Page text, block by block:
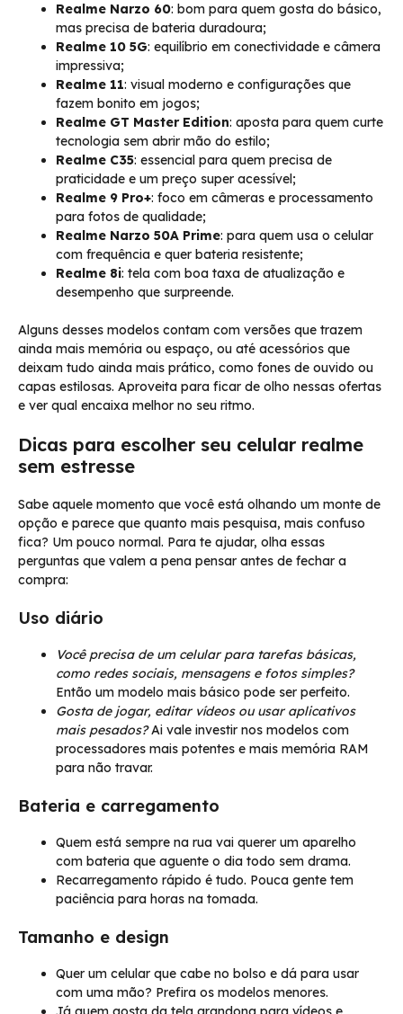
Realme Narzo 60: bom para quem gosta do básico,
mas precisa de bateria duradoura;
Realme 10 5G: equilíbrio em conectividade e câmera
impressiva;
Realme 11: visual moderno e configurações que
fazem bonito em jogos;
Realme GT Master Edition: aposta para quem curte
tecnologia sem abrir mão do estilo;
Realme C35: essencial para quem precisa de
praticidade e um preço super acessível;
Realme 9 Pro+: foco em câmeras e processamento
para fotos de qualidade;
Realme Narzo 50A Prime: para quem usa o celular
com frequência e quer bateria resistente;
Realme 8i: tela com boa taxa de atualização e
desempenho que surpreende.
Alguns desses modelos contam com versões que trazem
ainda mais memória ou espaço, ou até acessórios que
deixam tudo ainda mais prático, como fones de ouvido ou
capas estilosas. Aproveita para ficar de olho nessas ofertas
e ver qual encaixa melhor no seu ritmo.
Dicas para escolher seu celular realme
sem estresse
Sabe aquele momento que você está olhando um monte de
opção e parece que quanto mais pesquisa, mais confuso
fica? Um pouco normal. Para te ajudar, olha essas
perguntas que valem a pena pensar antes de fechar a
compra:
Uso diário
Você precisa de um celular para tarefas básicas,
como redes sociais, mensagens e fotos simples?
Então um modelo mais básico pode ser perfeito.
Gosta de jogar, editar vídeos ou usar aplicativos
mais pesados?Ai vale investir nos modelos com
processadores mais potentes e mais memória RAM
para não travar.
Bateria e carregamento
Quem está sempre na rua vai querer um aparelho
com bateria que aguente o dia todo sem drama.
Recarregamento rápido é tudo. Pouca gente tem
paciência para horas na tomada.
Tamanho e design
Quer um celular que cabe no bolso e dá para usar
com uma mão? Prefira os modelos menores.